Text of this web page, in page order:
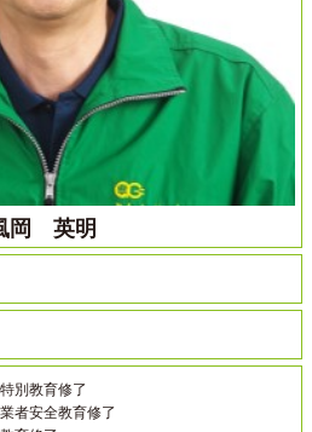
岡 英明
別教育修了
者安全教育修了